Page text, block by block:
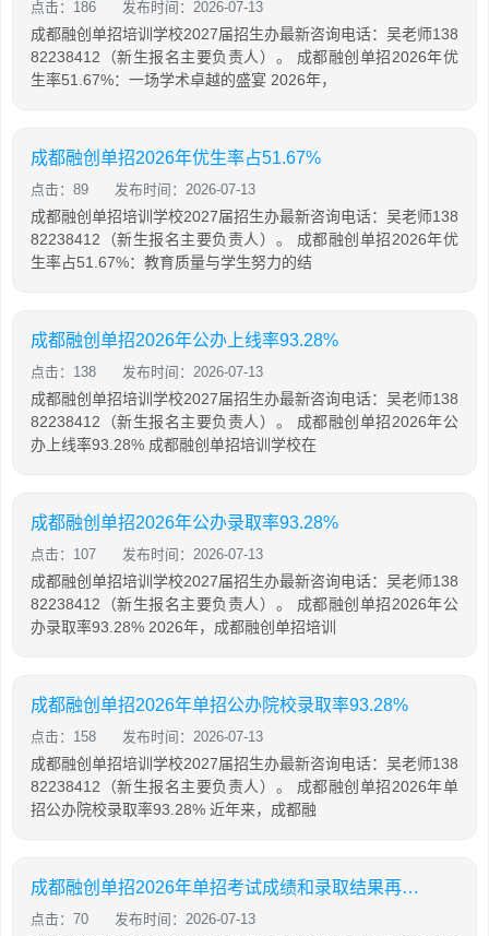
点击：186 发布时间：2026-07-13
成都融创单招培训学校2027届招生办最新咨询电话：吴老师138
82238412（新生报名主要负责人）。 成都融创单招2026年优
生率51.67%：一场学术卓越的盛宴 2026年，
成都融创单招2026年优生率占51.67%
点击：89 发布时间：2026-07-13
成都融创单招培训学校2027届招生办最新咨询电话：吴老师138
82238412（新生报名主要负责人）。 成都融创单招2026年优
生率占51.67%：教育质量与学生努力的结
成都融创单招2026年公办上线率93.28%
点击：138 发布时间：2026-07-13
成都融创单招培训学校2027届招生办最新咨询电话：吴老师138
82238412（新生报名主要负责人）。 成都融创单招2026年公
办上线率93.28% 成都融创单招培训学校在
成都融创单招2026年公办录取率93.28%
点击：107 发布时间：2026-07-13
成都融创单招培训学校2027届招生办最新咨询电话：吴老师138
82238412（新生报名主要负责人）。 成都融创单招2026年公
办录取率93.28% 2026年，成都融创单招培训
成都融创单招2026年单招公办院校录取率93.28%
点击：158 发布时间：2026-07-13
成都融创单招培训学校2027届招生办最新咨询电话：吴老师138
82238412（新生报名主要负责人）。 成都融创单招2026年单
招公办院校录取率93.28% 近年来，成都融
成都融创单招2026年单招考试成绩和录取结果再创佳绩
点击：70 发布时间：2026-07-13